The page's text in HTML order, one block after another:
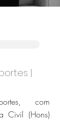
|
com
Civil (Hons)